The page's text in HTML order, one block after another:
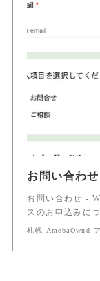
お問い合わせ
お問い合わせ -
スのお申込みに
札幌 AmebaOwnd